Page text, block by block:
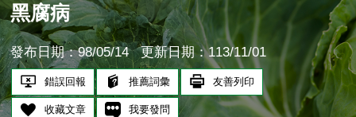
黑腐病
發布日期：98/05/14 更新日期：113/11/01
錯誤回報 推薦詞彙 友善列印
收藏文章 我要發問